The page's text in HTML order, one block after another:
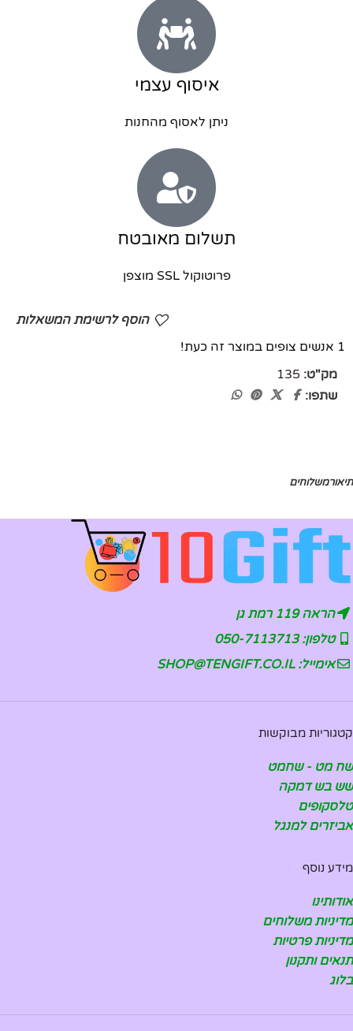
איסוף עצמי
ניתן לאסוף מהחנות
תשלום מאובטח
פרוטוקול SSL מוצפן
הוסף לרשימת המשאלות
1 אנשים צופים במוצר זה כעת!
מק"ט: 135
שתפו:
תיאורמשלוחים
הראה 119 רמת גן
טלפון: 050-7113713
אימייל: SHOP@TENGIFT.CO.IL
קטגוריות מבוקשות
שח מט - שחמט
שש בש דמקה
טלסקופים
אביזרים למנגל
מידע נוסף
אודותינו
מדיניות משלוחים
מדיניות פרטיות
תנאים ותקנון
בלוג